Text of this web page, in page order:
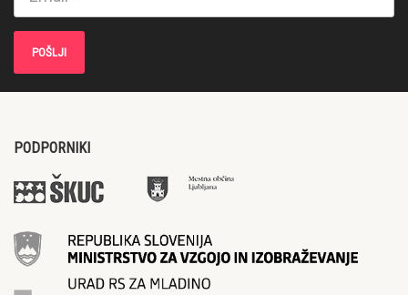
PODPORNIKI